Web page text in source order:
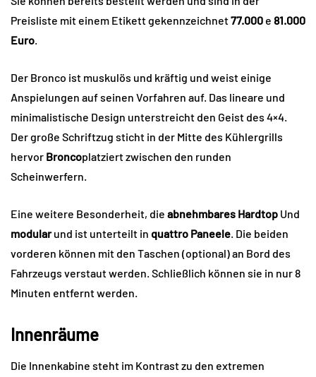
Preisliste mit einem Etikett gekennzeichnet77.000 e 81.000
Euro
Der Bronco ist muskulös und kräftig und weist einige
Anspielungen auf seinen Vorfahren auf. Das lineare und
minimalistische Design unterstreicht den Geist des 4×4.
Der große Schriftzug sticht in der Mitte des Kühlergrills
hervor Broncoplatziert zwischen den runden
Scheinwerfern.
Eine weitere Besonderheit, die abnehmbares Hardtop Und
modularund ist unterteilt in quattro Paneele . Die beiden
vorderen können mit den Taschen (optional) an Bord des
Fahrzeugs verstaut werden. Schließlich können sie in nur 8
Minuten entfernt werden.
Innenräume
Die Innenkabine steht im Kontrast zu den extremen